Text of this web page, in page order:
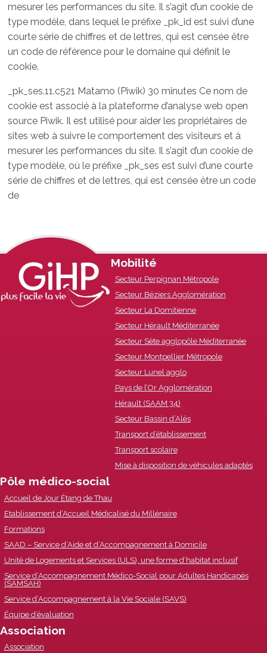
mesurer les performances du site. Il s’agit d’un cookie de
type modèle, dans lequel le préfixe _pk_id est suivi d’une
courte série de chiffres et de lettres, qui est censée être
un code de référence pour le domaine qui définit le
cookie.
_pk_ses.11.c521 Matamo (Piwik) 30 minutes Ce nom de
cookie est associé à la plateforme d’analyse web open
source Piwik. Il est utilisé pour aider les propriétaires de
sites web à suivre le comportement des visiteurs et à
mesurer les performances du site. Il s’agit d’un cookie de
type modèle, où le préfixe _pk_ses est suivi d’une courte
série de chiffres et de lettres, qui est censée être un code
de
Footer
Content
Mobilité
Secteur Perpignan Métropole
Secteur Béziers Agglomération
Secteur La Domitienne
Secteur Hérault Méditerranée
Secteur Sète agglopôle Méditerranée
Secteur Montpellier Métropole
Secteur Lunel agglo
Pays de l’Or Agglomération
Hérault (SAAM 34)
Secteur Bassin d’Alès
Transport d’établissement
Transport scolaire
Mise à disposition de véhicules adaptés
Pôle médico-social
Accueil de Jour Étang de Thau
Etablissement d’Accueil Médicalisé du Millénaire
Formations
SAAD – Service d’Aide et d’Accompagnement à Domicile
Unité de Logements et Services (ULS), une forme d’habitat inclusif
Service d’Accompagnement Médico-Social pour Adultes Handicapés
(SAMSAH)
Service d’Accompagnement à la Vie Sociale (SAVS)
Équipe d’évaluation
Association
Association